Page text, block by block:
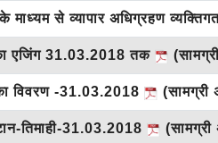
माध्यम से व्यापार अधिग्रहण
एजिंग 31.03.2018 तक
विवरण -31.03.2018 (सामग्री
तिमाही-31.03.2018